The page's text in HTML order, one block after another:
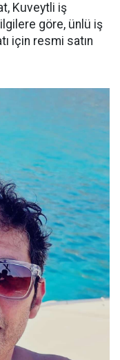
Kuveytli iş
göre, ünlü iş
için resmi satın